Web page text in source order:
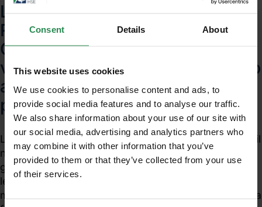
Consent Details About
This website uses cookies
We use cookies to personalise content and ads, to
provide social media features and to analyse our traffic.
We also share information about your use of our site with
our social media, advertising and analytics partners who
may combine it with other information that you’ve
provided to them or that they’ve collected from your use
of their services.
La Conferenza unificata Stato-
Regioni ha approvato il nuovo
Conto energia, che entrerà in
vigore il primo gennaio 2011 sino
a tutto il 2013, e le Linee Guida
per le fonti rinnovabili
La Conferenza unificata Stato-Regioni ha approvato il
nuovo Conto energia, che entrerà in vigore il primo
gennaio 2011 sino a tutto il 2013, e le Linee Guida per
le fonti rinnovabili. Queste ultime riguardano le
modalità per le autorizzazioni a costruire gli impianti a
Unisciti al mondo MadeHSE